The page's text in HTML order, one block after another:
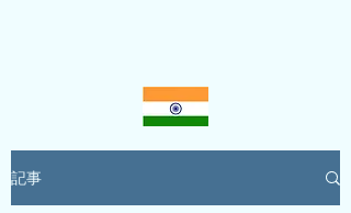
アリシュタ・バンガ~JYOTISHのススメ~
記事